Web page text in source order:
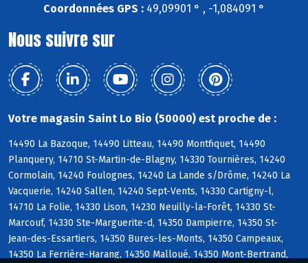
Coordonnées GPS : 49,09901 ° , -1,084091 °
Nous suivre sur
Votre magasin Saint Lo Bio (50000) est proche de :
14490 La Bazoque, 14490 Litteau, 14490 Montfiquet, 14490
Planquery, 14710 St-Martin-de-Blagny, 14330 Tournières, 14240
Cormolain, 14240 Foulognes, 14240 La Lande s/Drôme, 14240 La
Vacquerie, 14240 Sallen, 14240 Sept-Vents, 14330 Cartigny-l,
14710 La Folie, 14330 Lison, 14230 Neuilly-la-Forêt, 14330 St-
Marcouf, 14330 Ste-Marguerite-d, 14350 Dampierre, 14350 St-
Jean-des-Essartiers, 14350 Bures-les-Monts, 14350 Campeaux,
14350 La Ferrière-Harang, 14350 Malloué, 14350 Mont-Bertrand,